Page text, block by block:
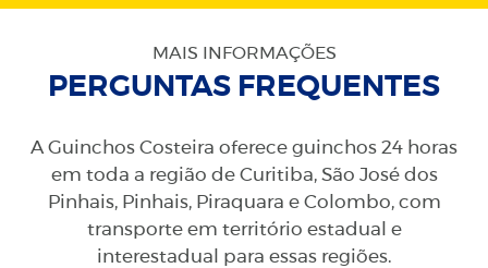
MAIS INFORMAÇÕES
PERGUNTAS FREQUENTES
A Guinchos Costeira oferece guinchos 24 horas
em toda a região de Curitiba, São José dos
Pinhais, Pinhais, Piraquara e Colombo, com
transporte em território estadual e
interestadual para essas regiões.